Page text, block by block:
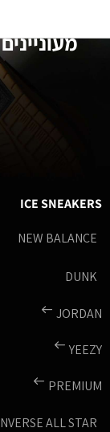
ICE SNEAKERS
NEW BALANCE
DUNK
JORDAN
YEEZY
PREMIUM
ALL STAR